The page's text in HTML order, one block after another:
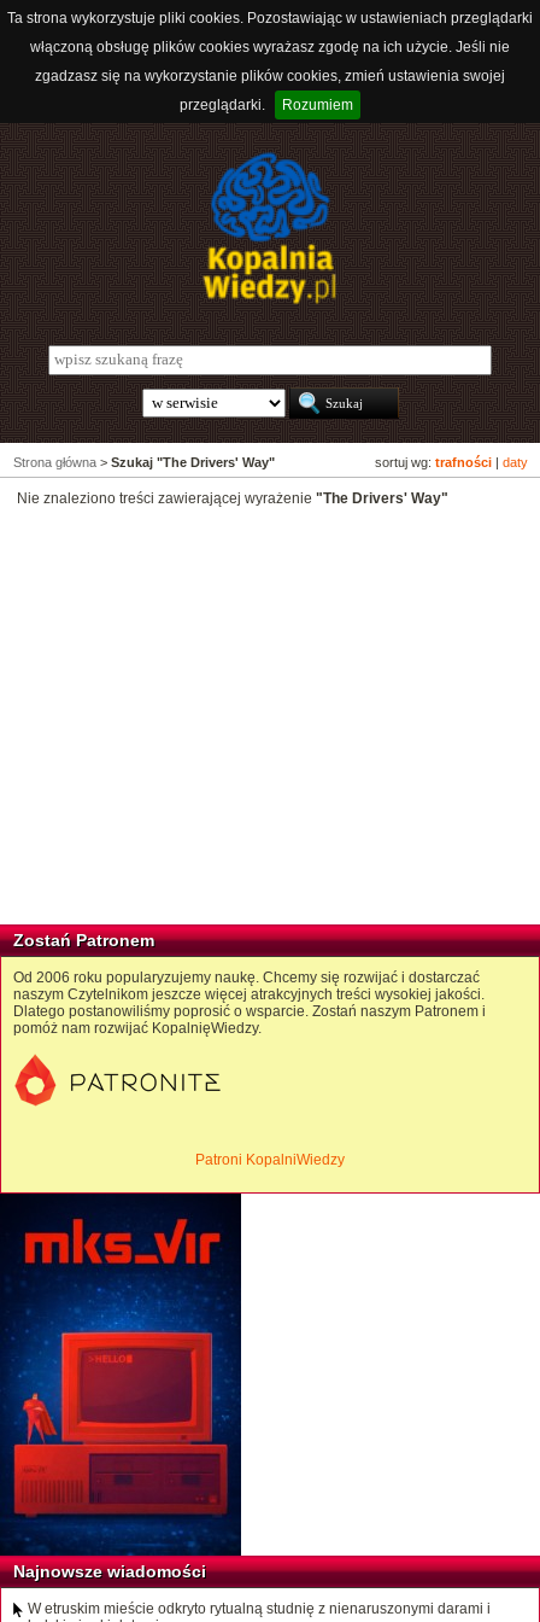
Ta strona wykorzystuje pliki cookies. Pozostawiając w ustawieniach przeglądarki
włączoną obsługę plików cookies wyrażasz zgodę na ich użycie. Jeśli nie
zgadzasz się na wykorzystanie plików cookies, zmień ustawienia swojej
przeglądarki.
Rozumiem
sortuj wg: trafności daty
Strona główna > Szukaj "The Drivers' Way"
Nie znaleziono treści zawierającej wyrażenie "The Drivers' Way"
Zostań Patronem
Od 2006 roku popularyzujemy naukę. Chcemy się rozwijać i dostarczać
naszym Czytelnikom jeszcze więcej atrakcyjnych treści wysokiej jakości.
Dlatego postanowiliśmy poprosić o wsparcie. Zostań naszym Patronem i
pomóż nam rozwijać KopalnięWiedzy.
Patroni KopalniWiedzy
Najnowsze wiadomości
W etruskim mieście odkryto rytualną studnię z nienaruszonymi darami i